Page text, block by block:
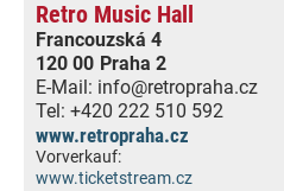
Retro Music Hall
Francouzská 4
120 00 Praha 2
E-Mail: info@retropraha.cz
Tel: +420 222 510 592
www.retropraha.cz
Vorverkauf:
www.ticketstream.cz